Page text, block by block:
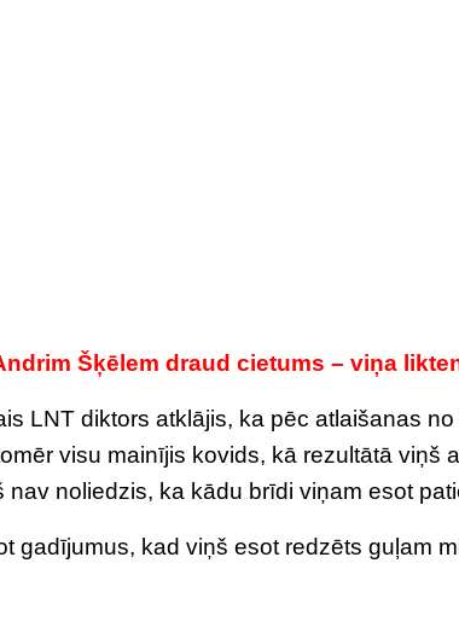
Šķēlem draud cietums – viņa
LNT diktors atklājis, ka pēc atlaišanas
visu mainījis kovids, kā rezultātā viņš
nav noliedzis, ka kādu brīdi viņam esot
gadījumus, kad viņš esot redzēts guļam